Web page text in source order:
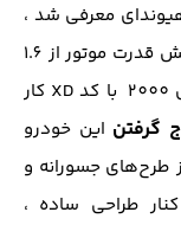
معرفی شد ،
از جمله تغییرات قابل‌توجه در این نسل افزایش قدرت موتور از 1.6
النترا که از سال 2000 با کد XD کار
گرفتن این خودرو
طرح‌های جسورانه و
طراحی ساده ،